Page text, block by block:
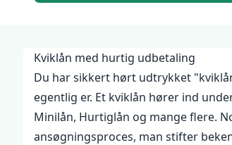
Kviklån med hurtig udbetaling
Du har sikkert hørt udtrykket
egentlig er. Et kviklån hører ind
Minilån, Hurtiglån og mange flere.
ansøgningsproces, man stifter